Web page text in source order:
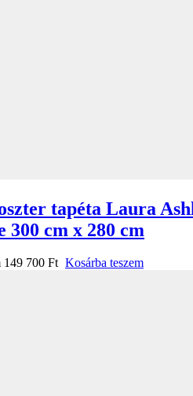
tapéta Laura
300 cm x 280 cm
149 700 Ft Kosárba teszem